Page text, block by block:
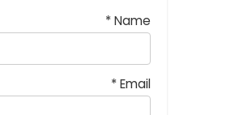
Name
*
Email
*